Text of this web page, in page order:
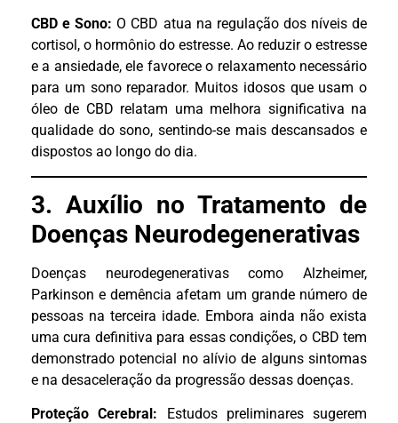
CBD e Sono: O CBD atua na regulação dos níveis de
cortisol, o hormônio do estresse. Ao reduzir o estresse
e a ansiedade, ele favorece o relaxamento necessário
para um sono reparador. Muitos idosos que usam o
óleo de CBD relatam uma melhora significativa na
qualidade do sono, sentindo-se mais descansados e
dispostos ao longo do dia.
3. Auxílio no Tratamento de
Doenças Neurodegenerativas
Doenças neurodegenerativas como Alzheimer,
Parkinson e demência afetam um grande número de
pessoas na terceira idade. Embora ainda não exista
uma cura definitiva para essas condições, o CBD tem
demonstrado potencial no alívio de alguns sintomas
e na desaceleração da progressão dessas doenças.
Proteção Cerebral: Estudos preliminares sugerem